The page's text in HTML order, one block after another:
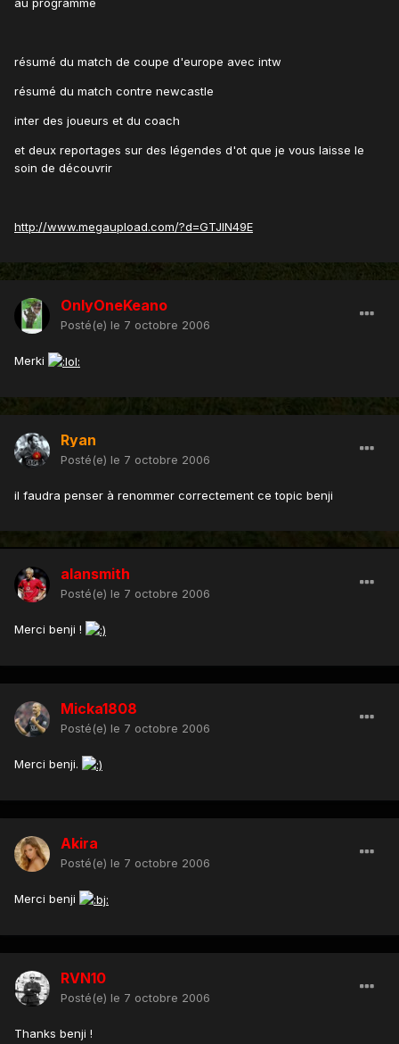
résumé du match de coupe d'europe avec intw
résumé du match contre newcastle
inter des joueurs et du coach
et deux reportages sur des légendes d'ot que je vous laisse le
soin de découvrir
http://www.megaupload.com/?d=GTJIN49E
OnlyOneKeano
Posté(e) le 7 octobre 2006
Merki
Ryan
Posté(e) le 7 octobre 2006
il faudra penser à renommer correctement ce topic benji
alansmith
Posté(e) le 7 octobre 2006
Merci benji !
Micka1808
Posté(e) le 7 octobre 2006
Merci benji.
Akira
Posté(e) le 7 octobre 2006
Merci benji
RVN10
Posté(e) le 7 octobre 2006
Thanks benji !